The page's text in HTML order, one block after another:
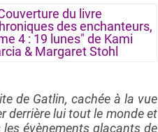
de Gatlin, cachée à la vue
derrière lui tout le monde et
évènements glaçants de